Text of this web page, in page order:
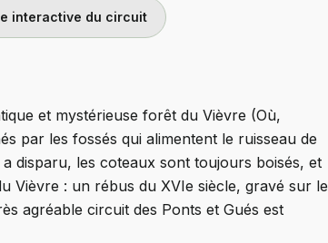
interactive du circuit
et mystérieuse forêt du Vièvre (Où,
par les fossés qui alimentent le ruisseau de
disparu, les coteaux sont toujours boisés, et
Vièvre : un rébus du XVIe siècle, gravé sur le
agréable circuit des Ponts et Gués est